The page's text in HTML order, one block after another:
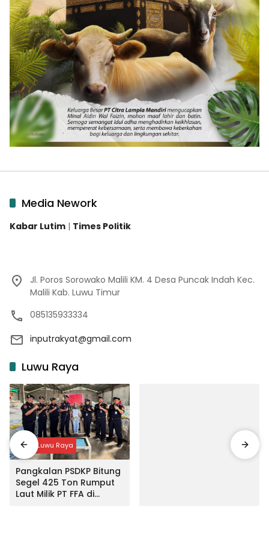
Media Nework
Kabar Lutim | Times Politik
Jl. Poros Sorowako Malili KM. 4 Desa Puncak Indah Kec.
Malili Kab. Luwu Timur
085135933334
inputrakyat@gmail.com
Luwu Raya
Input Luwu Raya
Pangkalan PSDKP Bitung
Segel 425 Ton Rumput
Laut Milik PT FFA di